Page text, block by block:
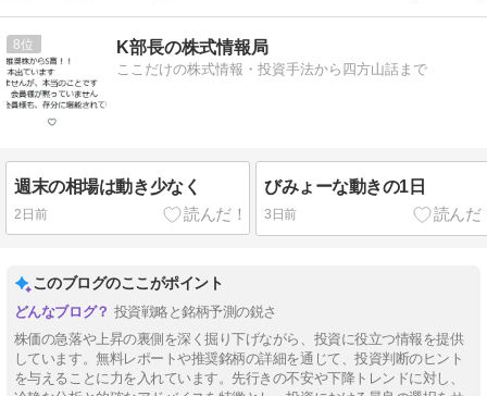
8 K部長の株式情報局
ここだけの株式情報・投資手法から四方山話まで
週末の相場は動き少なく
2日前
びみょーな動きの1日
3日前
このブログのここがポイント
投資戦略と銘柄予測の鋭さ
株価の急落や上昇の裏側を深く掘り下げながら、投資に役立つ情報を提供
しています。無料レポートや推奨銘柄の詳細を通じて、投資判断のヒント
を与えることに力を入れています。先行きの不安や下降トレンドに対し、